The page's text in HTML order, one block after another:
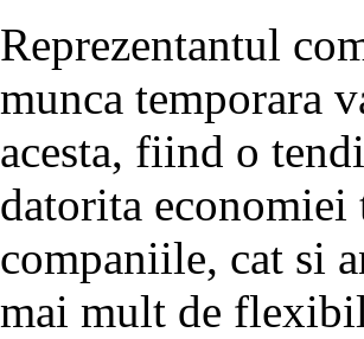
Reprezentantul
munca temporara
acesta, fiind o
datorita
companiile, cat si
mai mult de